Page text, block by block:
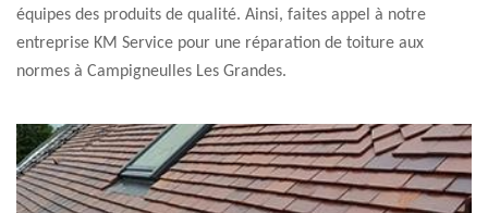
équipes des produits de qualité. Ainsi, faites appel à notre
entreprise KM Service pour une réparation de toiture aux
normes à Campigneulles Les Grandes.